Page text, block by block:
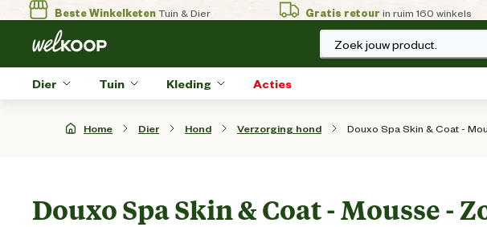
Beste WinkelketenTuin & Dier Gratis retour in ruim 160 winkels
Zoek jouw product.
Dier Tuin Kleding Acties
Home Dier Hond Verzorging hond Douxo Spa Skin & Coat -
Douxo Spa Skin & Coat - Mousse -